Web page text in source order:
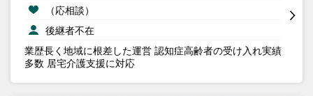
（応相談）
後継者不在
業歴長く地域に根差した運営 認知症高齢者の受け入れ実績
多数 居宅介護支援に対応